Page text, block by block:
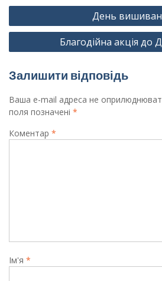
Навігація
записів
День
Благодійна акція до
Залишити відповідь
Ваша e-mail адреса не
поля позначені *
Коментар *
Ім'я *